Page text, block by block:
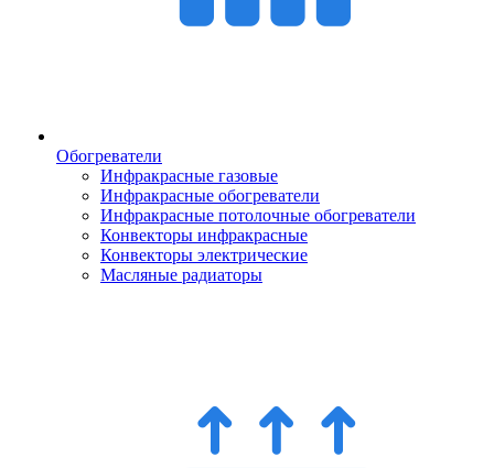
Обогреватели
Инфракрасные газовые
Инфракрасные обогреватели
Инфракрасные потолочные обогреватели
Конвекторы инфракрасные
Конвекторы электрические
Масляные радиаторы